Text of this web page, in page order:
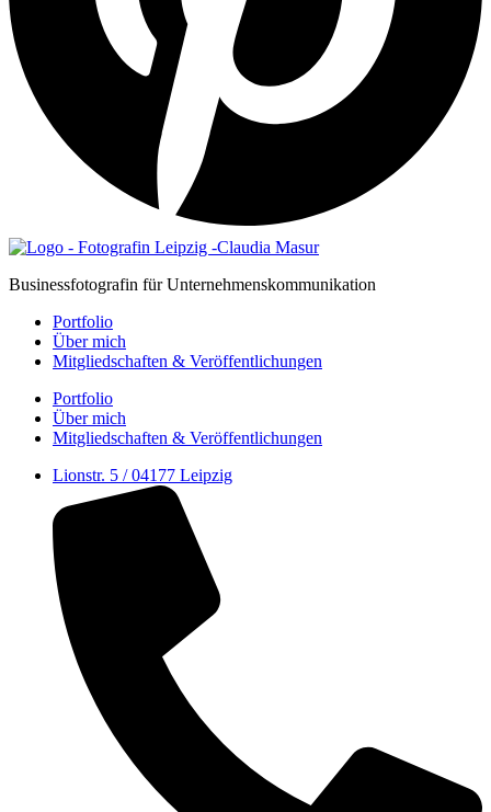
Businessfotografin für Unternehmenskommunikation
Portfolio
Über mich
Mitgliedschaften & Veröffent­lichungen
Portfolio
Über mich
Mitgliedschaften & Veröffent­lichungen
Lionstr. 5 / 04177 Leipzig